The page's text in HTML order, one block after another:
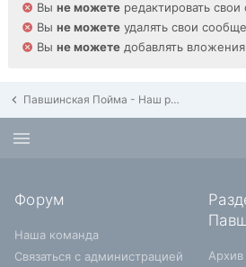
Вы не можете редактировать
Вы не можете удалять свои
Вы не можете добавлять вложения
Павшинская Пойма - Наш район
Форум
Наша команда
Связаться с администрацией